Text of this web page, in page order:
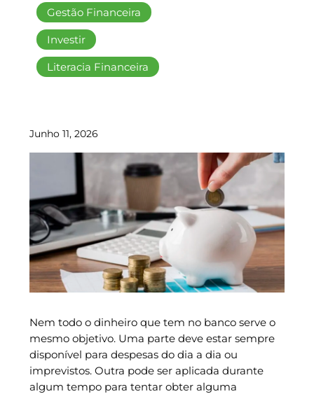
Gestão Financeira
Investir
Literacia Financeira
Junho 11, 2026
Nem todo o dinheiro que tem no banco serve o
mesmo objetivo. Uma parte deve estar sempre
disponível para despesas do dia a dia ou
imprevistos. Outra pode ser aplicada durante
algum tempo para tentar obter alguma